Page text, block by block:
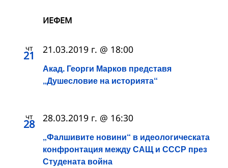
ИЕФЕМ
чт
21
Акад. Георги Марков представя
„Душесловие на историята“
21.03.2019 г. @ 18:00
чт
28
„Фалшивите новини“ в идеологическата
конфронтация между САЩ и СССР през
Студената война
28.03.2019 г. @ 16:30